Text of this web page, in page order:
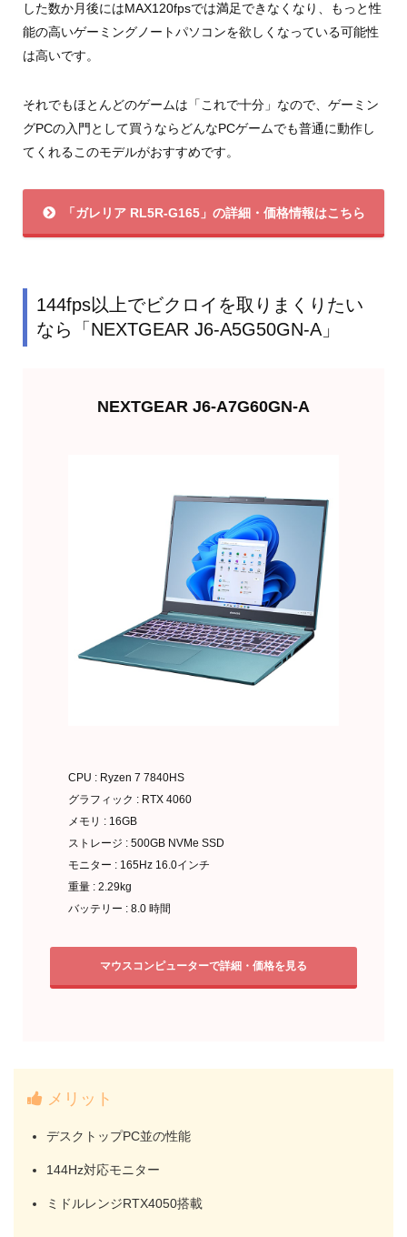
した数か月後にはMAX120fpsでは満足できなくなり、もっと性
能の高いゲーミングノートパソコンを欲しくなっている可能性
は高いです。
それでもほとんどのゲームは「これで十分」なので、ゲーミン
グPCの入門として買うならどんなPCゲームでも普通に動作し
てくれるこのモデルがおすすめです。
「ガレリア RL5R-G165」の詳細・価格情報はこちら
144fps以上でビクロイを取りまくりたい
なら「NEXTGEAR J6-A5G50GN-A」
NEXTGEAR J6-A7G60GN-A
CPU : Ryzen 7 7840HS
グラフィック : RTX 4060
メモリ : 16GB
ストレージ : 500GB NVMe SSD
モニター : 165Hz 16.0インチ
重量 : 2.29kg
バッテリー : 8.0 時間
マウスコンピューターで詳細・価格を見る
メリット
デスクトップPC並の性能
144Hz対応モニター
ミドルレンジRTX4050搭載